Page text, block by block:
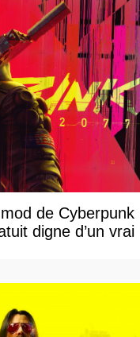
de Cyberpunk
digne d’un vrai